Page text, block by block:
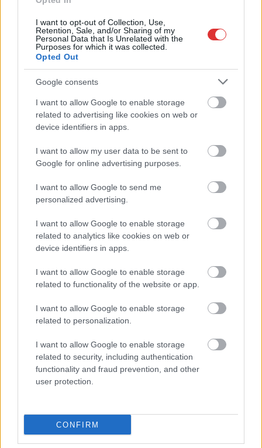
I want to opt-out of Collection, Use,
Retention, Sale, and/or Sharing of my
Personal Data that Is Unrelated with the
Purposes for which it was collected.
Opted Out
Google consents
I want to allow Google to enable storage
related to advertising like cookies on web or
device identifiers in apps.
I want to allow my user data to be sent to
Google for online advertising purposes.
I want to allow Google to send me
personalized advertising.
I want to allow Google to enable storage
related to analytics like cookies on web or
device identifiers in apps.
I want to allow Google to enable storage
related to functionality of the website or app.
I want to allow Google to enable storage
related to personalization.
I want to allow Google to enable storage
related to security, including authentication
functionality and fraud prevention, and other
user protection.
CONFIRM
Hírlevél feliratkozás
meg e-mail címét:
Megismertem és elfogadom a GDPR-szabályzat
legfrissebb információkkal és exkluzív tartalmakkal hétről hétre
postaládájába érkezik!
Györfi Mihály több tucat vállalkozással egyeztetett a